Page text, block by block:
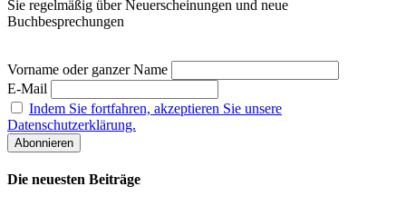
Sie regelmäßig über Neuerscheinungen und neue
Buchbesprechungen
Vorname oder ganzer Name
E-Mail
Indem Sie fortfahren, akzeptieren Sie unsere
Datenschutzerklärung.
Die neuesten Beiträge